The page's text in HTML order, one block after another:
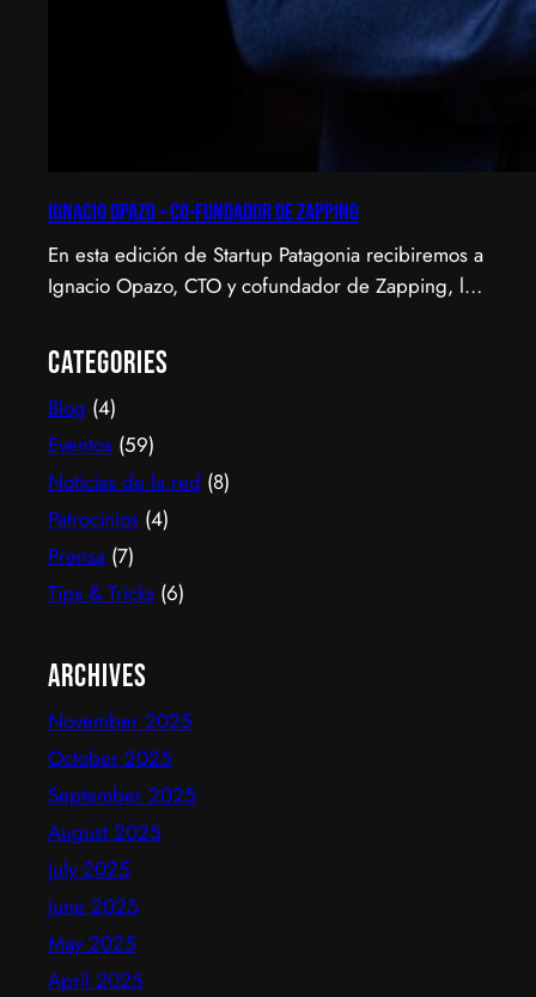
Ignacio Opazo – Co-Fundador de Zapping
En esta edición de Startup Patagonia recibiremos a
Ignacio Opazo, CTO y cofundador de Zapping, la
que América Latina ve televisión. ​Zapping nació
con una idea simple y potente: ofrecer una
experiencia de TV por internet fluida, sin
decodificadores ni contratos, y hoy suma más de
600…
Categories
Blog (4)
Eventos (59)
Noticias de la red (8)
Patrocinios (4)
Prensa (7)
Tips & Tricks (6)
Archives
November 2025
October 2025
September 2025
August 2025
July 2025
June 2025
May 2025
April 2025